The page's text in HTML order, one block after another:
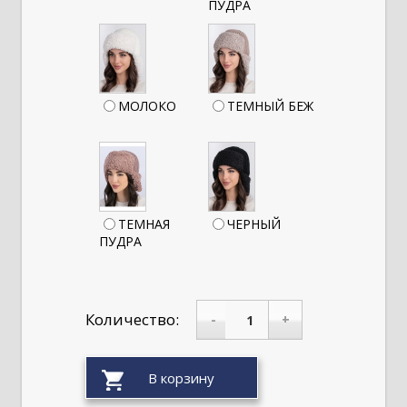
ПУДРА
МОЛОКО ТЕМНЫЙ БЕЖ
ТЕМНАЯ
ПУДРА
ЧЕРНЫЙ
Количество: - +